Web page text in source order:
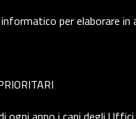
per elaborare